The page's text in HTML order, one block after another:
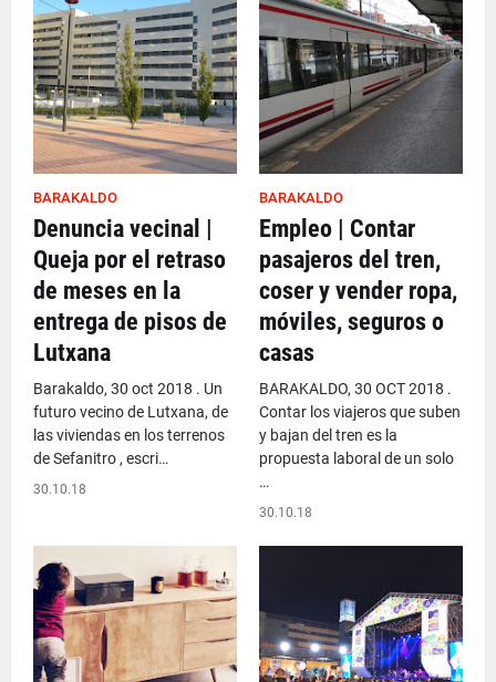
BARAKALDO
Denuncia vecinal |
Queja por el retraso
de meses en la
entrega de pisos de
Lutxana
Barakaldo, 30 oct 2018 . Un
futuro vecino de Lutxana, de
las viviendas en los terrenos
de Sefanitro , escri…
30.10.18
BARAKALDO
Empleo | Contar
pasajeros del tren,
coser y vender ropa,
móviles, seguros o
casas
BARAKALDO, 30 OCT 2018 .
Contar los viajeros que suben
y bajan del tren es la
propuesta laboral de un solo
…
30.10.18